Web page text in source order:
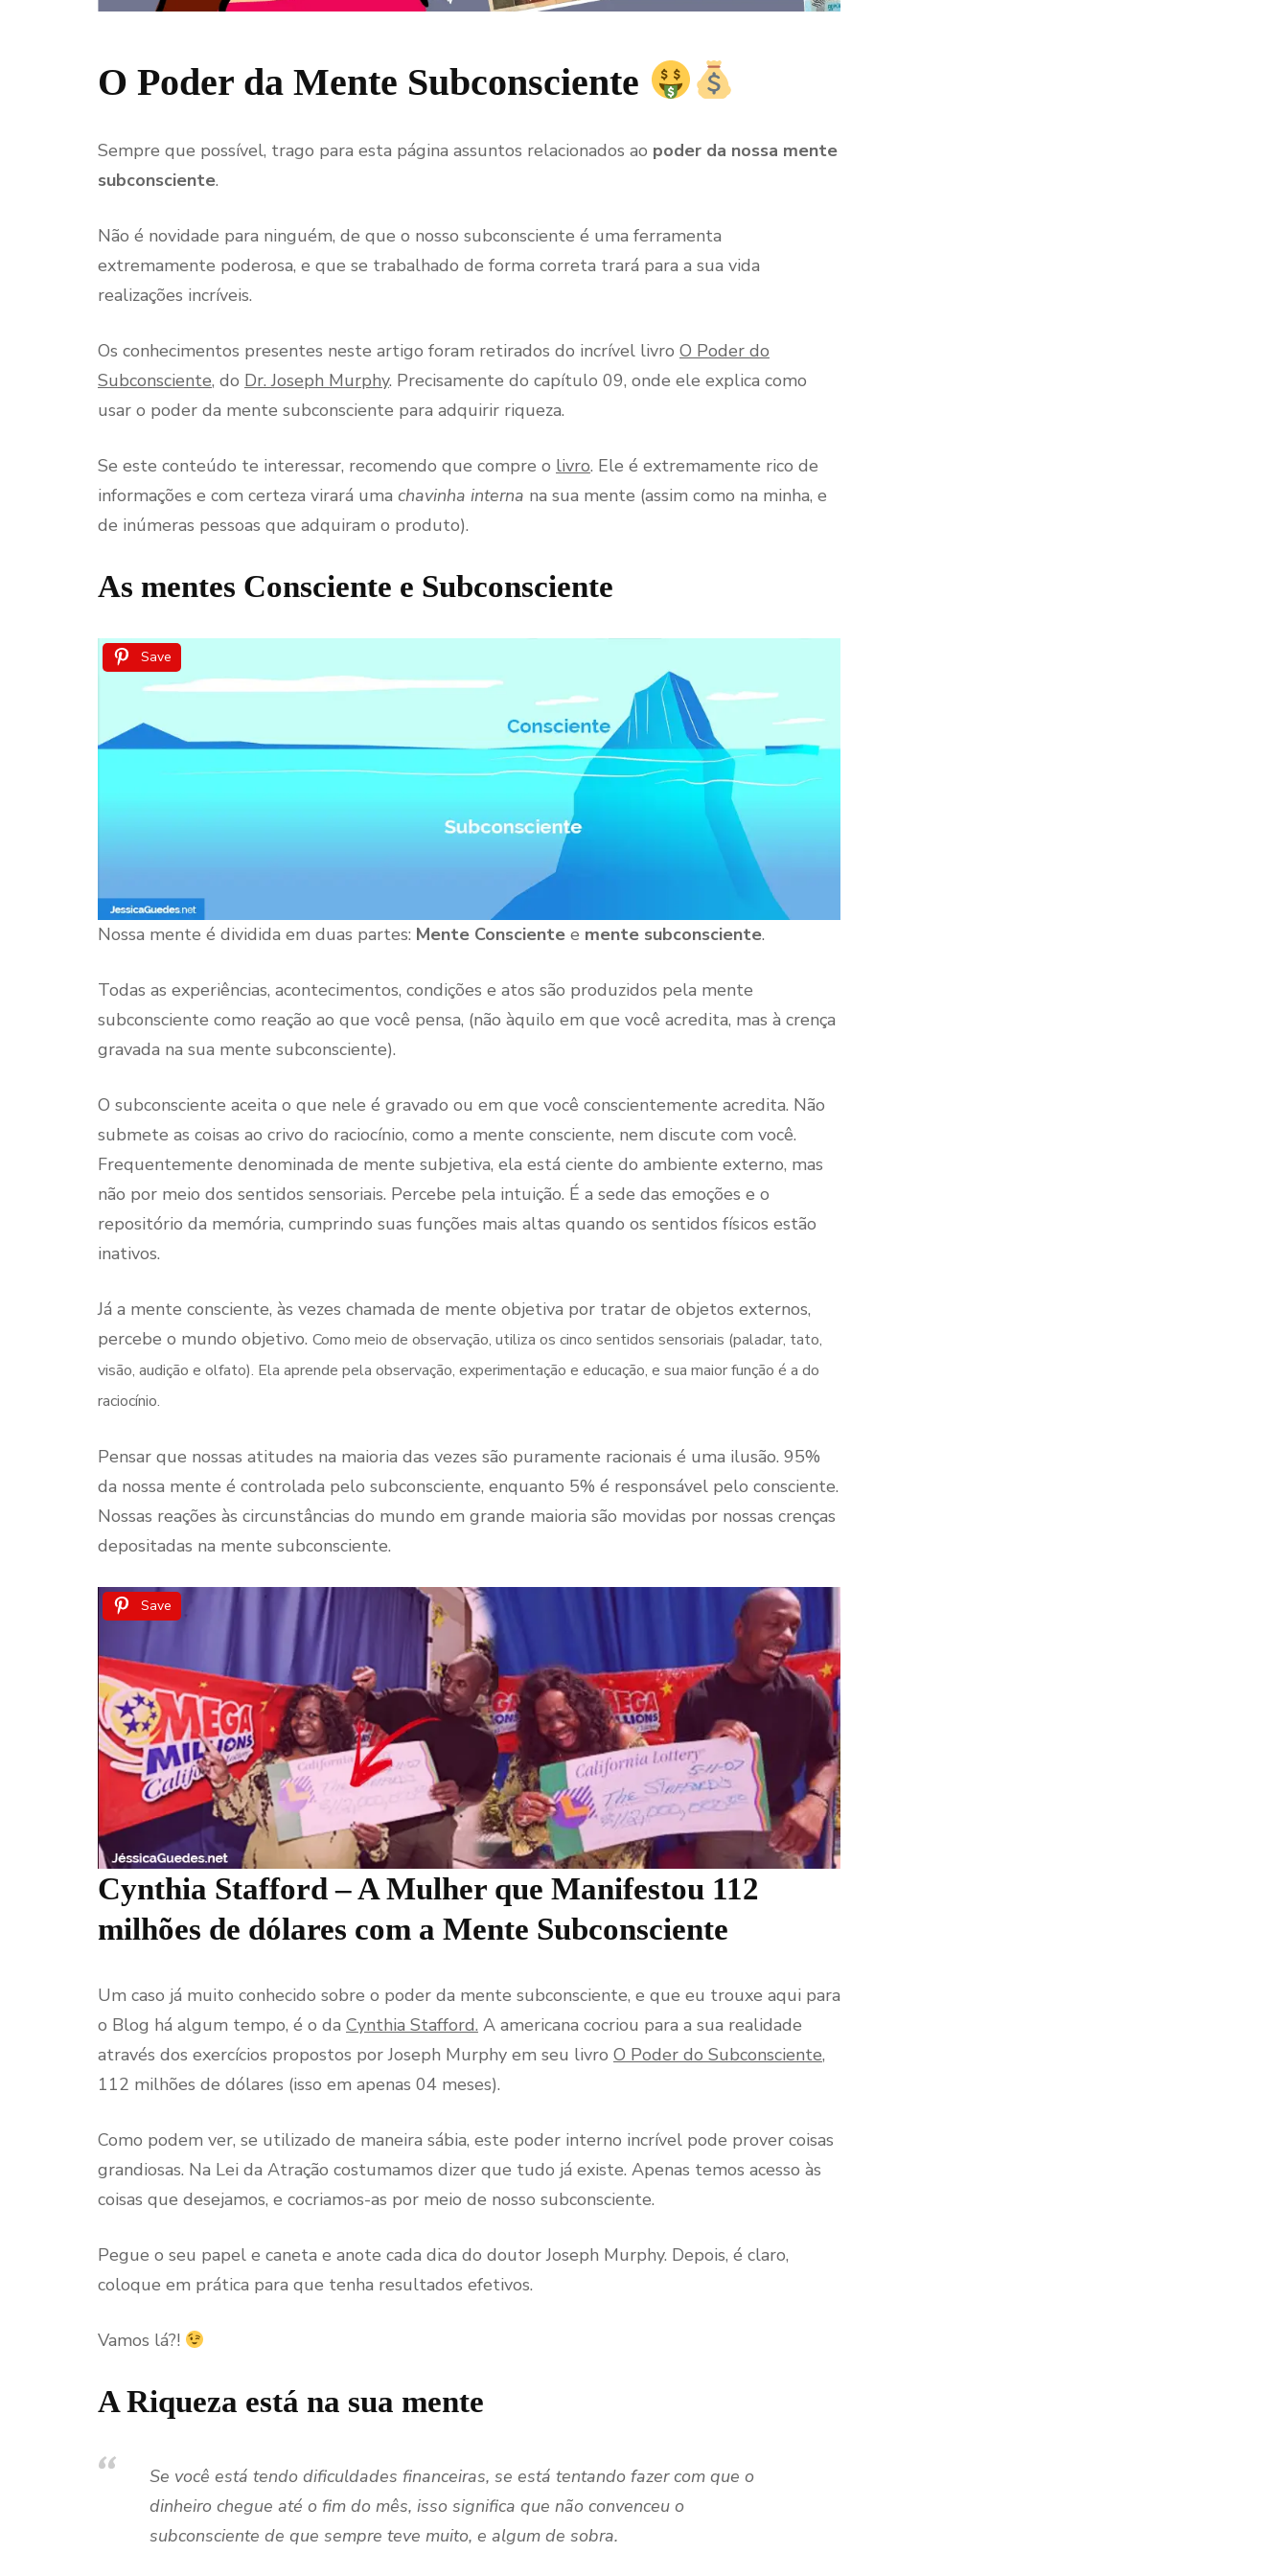
O Poder da Mente Subconsciente
Sempre que possível, trago para esta página assuntos relacionados ao poder da nossa mente
subconsciente.
Não é novidade para ninguém, de que o nosso subconsciente é uma ferramenta
extremamente poderosa, e que se trabalhado de forma correta trará para a sua vida
realizações incríveis.
Os conhecimentos presentes neste artigo foram retirados do incrível livro O Poder do
Subconsciente, do Dr. Joseph Murphy. Precisamente do capítulo 09, onde ele explica como
usar o poder da mente subconsciente para adquirir riqueza.
Se este conteúdo te interessar, recomendo que compre o livro. Ele é extremamente rico de
informações e com certeza virará uma chavinha interna na sua mente (assim como na minha, e
de inúmeras pessoas que adquiram o produto).
As mentes Consciente e Subconsciente
Save
Nossa mente é dividida em duas partes: Mente Consciente e mente subconsciente.
Todas as experiências, acontecimentos, condições e atos são produzidos pela mente
subconsciente como reação ao que você pensa, (não àquilo em que você acredita, mas à crença
gravada na sua mente subconsciente).
O subconsciente aceita o que nele é gravado ou em que você conscientemente acredita. Não
submete as coisas ao crivo do raciocínio, como a mente consciente, nem discute com você.
Frequentemente denominada de mente subjetiva, ela está ciente do ambiente externo, mas
não por meio dos sentidos sensoriais. Percebe pela intuição. É a sede das emoções e o
repositório da memória, cumprindo suas funções mais altas quando os sentidos físicos estão
inativos.
Já a mente consciente, às vezes chamada de mente objetiva por tratar de objetos externos,
percebe o mundo objetivo. Como meio de observação, utiliza os cinco sentidos sensoriais (paladar, tato,
visão, audição e olfato). Ela aprende pela observação, experimentação e educação, e sua maior função é a do
raciocínio.
Pensar que nossas atitudes na maioria das vezes são puramente racionais é uma ilusão. 95%
da nossa mente é controlada pelo subconsciente, enquanto 5% é responsável pelo consciente.
Nossas reações às circunstâncias do mundo em grande maioria são movidas por nossas crenças
depositadas na mente subconsciente.
Save
Cynthia Stafford – A Mulher que Manifestou 112
milhões de dólares com a Mente Subconsciente
Um caso já muito conhecido sobre o poder da mente subconsciente, e que eu trouxe aqui para
o Blog há algum tempo, é o da Cynthia Stafford. A americana cocriou para a sua realidade
através dos exercícios propostos por Joseph Murphy em seu livro O Poder do Subconsciente,
112 milhões de dólares (isso em apenas 04 meses).
Como podem ver, se utilizado de maneira sábia, este poder interno incrível pode prover coisas
grandiosas. Na Lei da Atração costumamos dizer que tudo já existe. Apenas temos acesso às
coisas que desejamos, e cocriamos-as por meio de nosso subconsciente.
Pegue o seu papel e caneta e anote cada dica do doutor Joseph Murphy. Depois, é claro,
coloque em prática para que tenha resultados efetivos.
Vamos lá?!
A Riqueza está na sua mente
Se você está tendo dificuldades financeiras, se está tentando fazer com que o
dinheiro chegue até o fim do mês, isso significa que não convenceu o
subconsciente de que sempre teve muito, e algum de sobra.